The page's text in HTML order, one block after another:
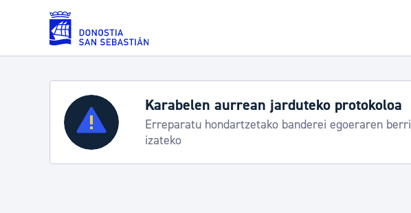
Eduki nagusira joan
Zerbitzuak
Errolda eta gai pertsonalak
Karabelen aurrean jarduteko protokoloa
Erreparatu hondartzetako banderei egoeraren berri
izateko